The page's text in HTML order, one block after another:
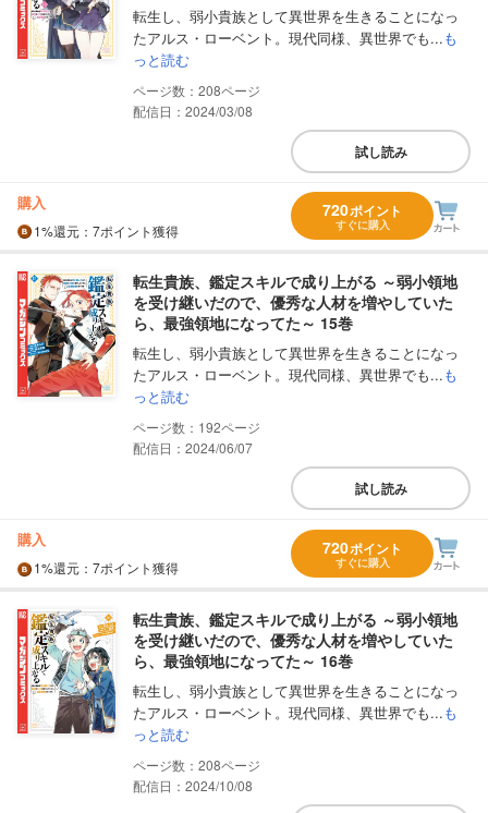
転生し、弱小貴族として異世界を生きることになっ
たアルス・ローベント。現代同様、異世界でも...も
っと読む
208
配信日：2024/03/08
試し読み
購入
1%還元 ：7ポイント獲得
720ポイント
すぐに購入
転生貴族、鑑定スキルで成り上がる ～弱小領地
を受け継いだので、優秀な人材を増やしていた
ら、最強領地になってた～ 15巻
転生し、弱小貴族として異世界を生きることになっ
たアルス・ローベント。現代同様、異世界でも...も
っと読む
192
配信日：2024/06/07
試し読み
購入
1%還元 ：7ポイント獲得
720ポイント
すぐに購入
転生貴族、鑑定スキルで成り上がる ～弱小領地
を受け継いだので、優秀な人材を増やしていた
ら、最強領地になってた～ 16巻
転生し、弱小貴族として異世界を生きることになっ
たアルス・ローベント。現代同様、異世界でも...も
っと読む
208
配信日：2024/10/08